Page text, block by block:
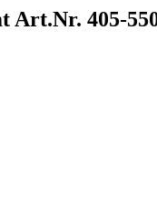
Art.Nr. 405-